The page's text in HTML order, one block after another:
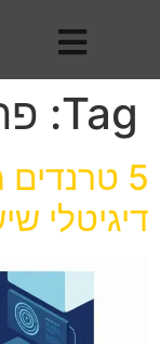
Tag:
5
דיגיטלי